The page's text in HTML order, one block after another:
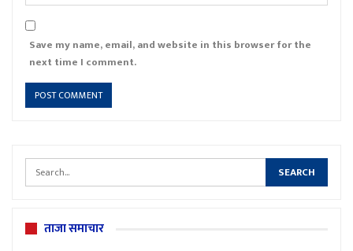
Save my name, email, and website in this browser for the
next time I comment.
ताजा समाचार